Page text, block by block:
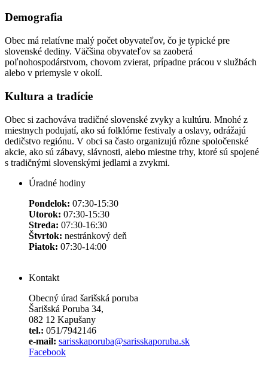
Demografia
Obec má relatívne malý počet obyvateľov, čo je typické pre
slovenské dediny. Väčšina obyvateľov sa zaoberá
poľnohospodárstvom, chovom zvierat, prípadne prácou v službách
alebo v priemysle v okolí.
Kultura a tradície
Obec si zachováva tradičné slovenské zvyky a kultúru. Mnohé z
miestnych podujatí, ako sú folklórne festivaly a oslavy, odrážajú
dedičstvo regiónu. V obci sa často organizujú rôzne spoločenské
akcie, ako sú zábavy, slávnosti, alebo miestne trhy, ktoré sú spojené
s tradičnými slovenskými jedlami a zvykmi.
Úradné hodiny
Pondelok: 07:30-15:30
Utorok: 07:30-15:30
Streda: 07:30-16:30
Štvrtok: nestránkový deň
Piatok: 07:30-14:00
Kontakt
Obecný úrad šarišská poruba
Šarišská Poruba 34,
082 12 Kapušany
tel.: 051/7942146
e-mail: sarisskaporuba@sarisskaporuba.sk
Facebook